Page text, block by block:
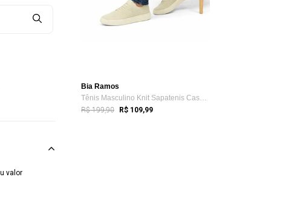
Bia Ramos
Tênis Masculino Knit Sapatenis Casual Mo...
R$ 199,90 R$ 109,99